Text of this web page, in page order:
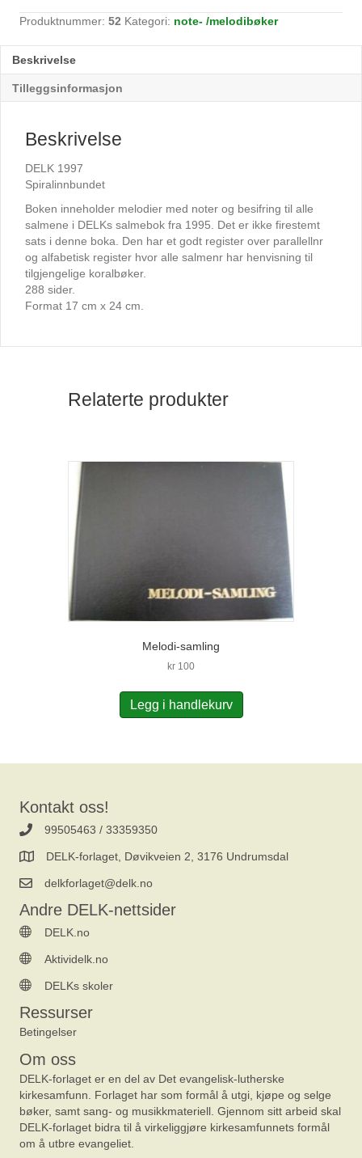
salmeboka
Produktnummer: 52 Kategori: note- /melodibøker
Beskrivelse
Tilleggsinformasjon
Beskrivelse
DELK 1997
Spiralinnbundet
Boken inneholder melodier med noter og besifring til alle
salmene i DELKs salmebok fra 1995. Det er ikke firestemt
sats i denne boka. Den har et godt register over parallellnr
og alfabetisk register hvor alle salmenr har henvisning til
tilgjengelige koralbøker.
288 sider.
Format 17 cm x 24 cm.
Relaterte produkter
Melodi-samling
kr 100
Legg i handlekurv
Kontakt oss!
99505463 / 33359350
DELK-forlaget, Døvikveien 2, 3176 Undrumsdal
delkforlaget@delk.no
Andre DELK-nettsider
DELK.no
Aktividelk.no
DELKs skoler
Ressurser
Betingelser
Om oss
DELK-forlaget er en del av Det evangelisk-lutherske
kirkesamfunn. Forlaget har som formål å utgi, kjøpe og selge
bøker, samt sang- og musikkmateriell. Gjennom sitt arbeid skal
DELK-forlaget bidra til å virkeliggjøre kirkesamfunnets formål
om å utbre evangeliet.